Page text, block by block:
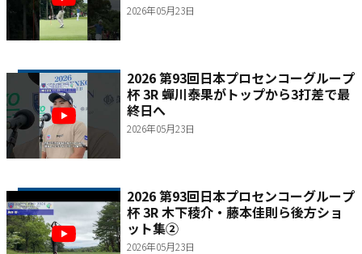
2026年05月23日
2026 第93回日本プロセンコーグループ
杯 3R 蟬川泰果がトップから3打差で最
終日へ
2026年05月23日
2026 第93回日本プロセンコーグループ
杯 3R 木下稜介・藤本佳則ら後方ショ
ット集②
2026年05月23日